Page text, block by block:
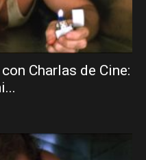
con Charlas de Cine: